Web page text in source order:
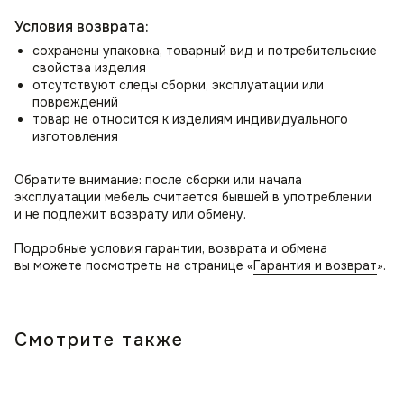
Условия возврата:
сохранены упаковка, товарный вид и потребительские
свойства изделия
отсутствуют следы сборки, эксплуатации или
повреждений
товар не относится к изделиям индивидуального
изготовления
Обратите внимание: после сборки или начала
эксплуатации мебель считается бывшей в употреблении
и не подлежит возврату или обмену.
Подробные условия гарантии, возврата и обмена
вы можете посмотреть на странице «Гарантия и возврат».
Смотрите также